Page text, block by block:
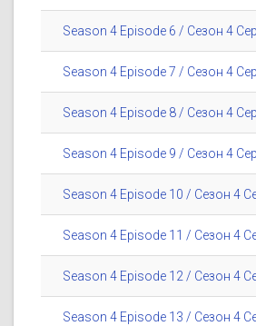
Season 4 Episode 6 / Сезон 4
Season 4 Episode 7 / Сезон 4
Season 4 Episode 8 / Сезон 4
Season 4 Episode 9 / Сезон 4
Season 4 Episode 10 / Сезон 4
Season 4 Episode 11 / Сезон 4
Season 4 Episode 12 / Сезон 4
Season 4 Episode 13 / Сезон 4